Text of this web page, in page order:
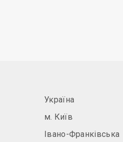
Україна
м. Київ
Івано-Франківська